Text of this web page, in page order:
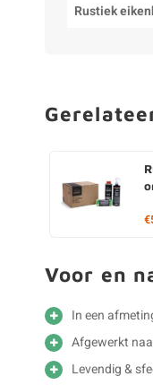
Rustiek
Voor en
In een
Afgewerkt
Levendig &